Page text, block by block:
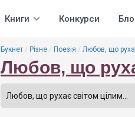
Книги Конкурси
Букнет Різне Поезія Любов, що
Любов, що